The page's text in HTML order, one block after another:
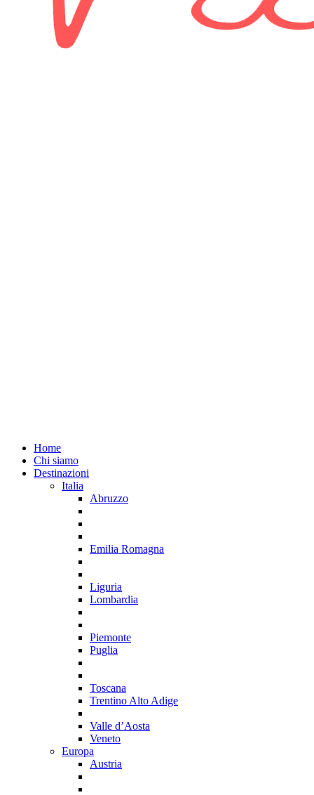
Home
Chi siamo
Destinazioni
Italia
Abruzzo
Emilia Romagna
Liguria
Lombardia
Piemonte
Puglia
Toscana
Trentino Alto Adige
Valle d’Aosta
Veneto
Europa
Austria